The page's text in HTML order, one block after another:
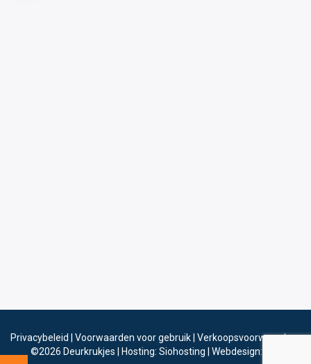
Privacybeleid Voorwaarden voor gebruik Verkoopsvoorwaarden
©2026 Deurkrukjes Hosting: Siohosting Webdesign: Sinergio